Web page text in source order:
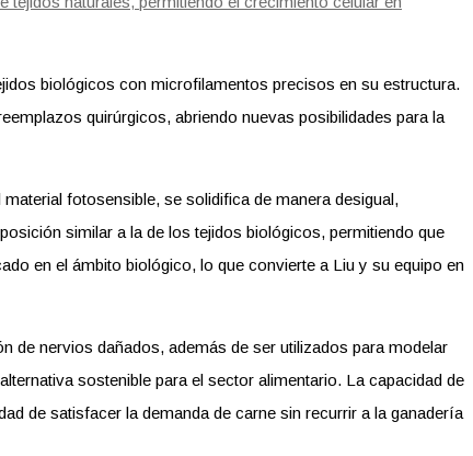
biológicos con microfilamentos precisos en su estructura.
quirúrgicos, abriendo nuevas posibilidades para la
fotosensible, se solidifica de manera desigual,
similar a la de los tejidos biológicos, permitiendo que
en el ámbito biológico, lo que convierte a Liu y su equipo en
de nervios dañados, además de ser utilizados para modelar
sostenible para el sector alimentario. La capacidad de
de satisfacer la demanda de carne sin recurrir a la ganadería